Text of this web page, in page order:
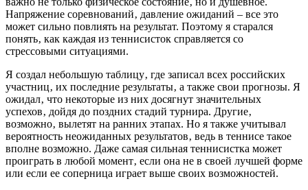
Напряжение соревнований‚ давление ожиданий – все это
может сильно повлиять на результат. Поэтому я старался
понять‚ как каждая из теннисисток справляется со
стрессовыми ситуациями.
Я создал небольшую таблицу‚ где записал всех российских
участниц‚ их последние результаты‚ а также свои прогнозы. Я
ожидал‚ что некоторые из них досягнут значительных
успехов‚ дойдя до поздних стадий турнира. Другие‚
возможно‚ вылетят на ранних этапах. Но я также учитывал
вероятность неожиданных результатов‚ ведь в теннисе такое
вполне возможно. Даже самая сильная теннисистка может
проиграть в любой момент‚ если она не в своей лучшей форме
или если ее соперница играет выше своих возможностей.